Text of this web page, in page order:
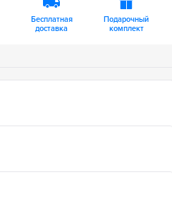
Бесплатная
доставка
Подарочный
комплект